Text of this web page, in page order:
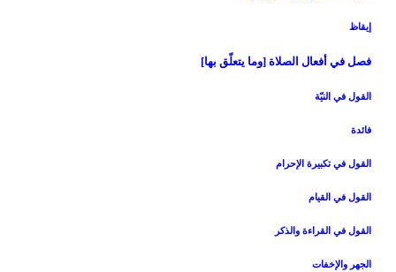
إيقاظ
فصل في أفعال الصلاة [وما يتعلّق بها]
القول في النيّة
فائدة
القول في تكبيرة الإحرام‏
القول في القيام‏
القول في القراءة والذكر
الجهر والإخفات‏